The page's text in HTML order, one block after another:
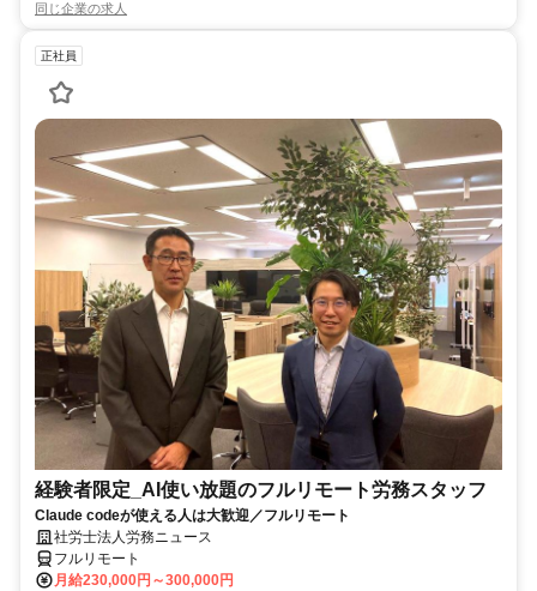
同じ企業の求人
正社員
経験者限定_AI使い放題のフルリモート労務スタッフ
Claude codeが使える人は大歓迎／フルリモート
社労士法人労務ニュース
フルリモート
月給230,000円～300,000円